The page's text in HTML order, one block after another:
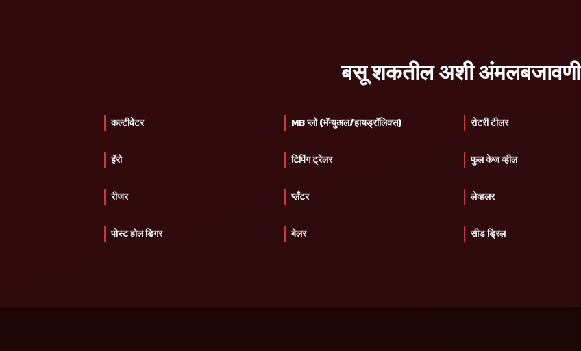
बसू शकतील अशी अंमलबजावणी
कल्टीवेटर MB प्लो (मॅन्युअल/हायड्रॉलिक्स) रोटरी टीलर
हॅरो टिपिंग ट्रेलर फुल केज व्हील
रीजर प्लँटर लेव्हलर
पोस्ट होल डिगर बेलर सीड ड्रिल